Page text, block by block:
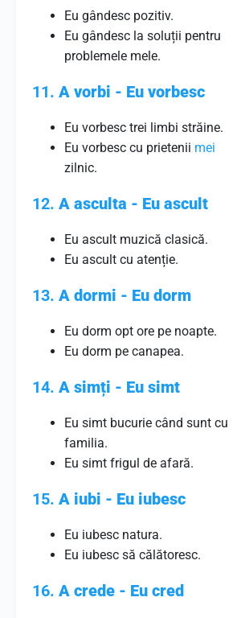
Eu gândesc pozitiv.
Eu gândesc la soluții pentru
problemele mele.
11. A vorbi - Eu vorbesc
Eu vorbesc trei limbi străine.
Eu vorbesc cu prietenii mei
zilnic.
12. A asculta - Eu ascult
Eu ascult muzică clasică.
Eu ascult cu atenție.
13. A dormi - Eu dorm
Eu dorm opt ore pe noapte.
Eu dorm pe canapea.
14. A simți - Eu simt
Eu simt bucurie când sunt cu
familia.
Eu simt frigul de afară.
15. A iubi - Eu iubesc
Eu iubesc natura.
Eu iubesc să călătoresc.
16. A crede - Eu cred